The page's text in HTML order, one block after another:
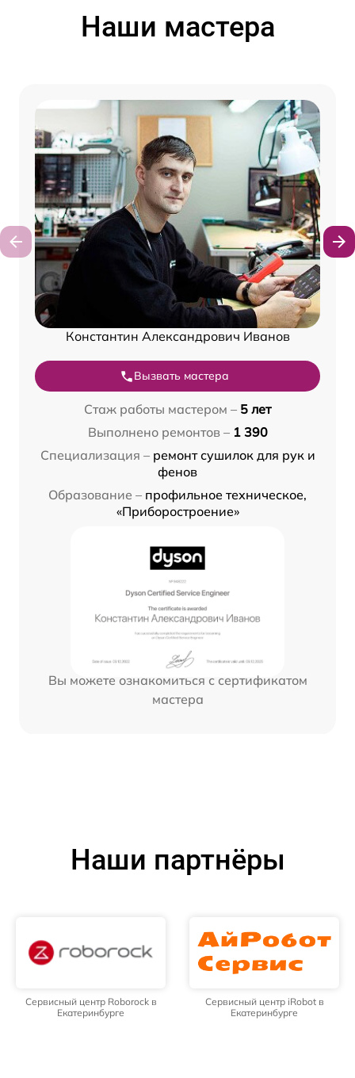
Наши мастера
Константин Александрович Иванов
Вызвать мастера
Стаж работы мастером – 5 лет
Выполнено ремонтов – 1 390
Специализация – ремонт сушилок для рук и
фенов
Образование – профильное техническое,
«Приборостроение»
Вы можете ознакомиться с сертификатом
мастера
Наши партнёры
Сервисный центр Roborock в
Екатеринбурге
Сервисный центр iRobot в
Екатеринбурге